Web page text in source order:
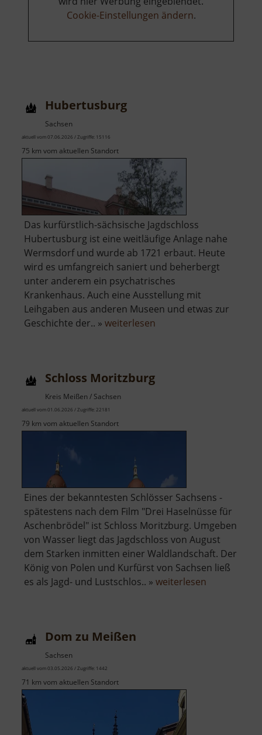
Cookie-Einstellungen ändern.
Hubertusburg
Sachsen
aktuell vom 07.06.2026 / Zugriffe: 15116
75 km vom aktuellen Standort
Das kurfürstlich-sächsische Jagdschloss
Hubertusburg ist eine weitläufige Anlage nahe
Wermsdorf und wurde ab 1721 erbaut. Heute
wird es umfangreich saniert und beherbergt
unter anderem ein psychatrisches
Krankenhaus. Auch eine Ausstellung mit
Leihgaben aus anderen Museen und etwas zur
Geschichte der.. » weiterlesen
Schloss Moritzburg
Kreis Meißen / Sachsen
aktuell vom 01.06.2026 / Zugriffe: 22181
79 km vom aktuellen Standort
Eines der bekanntesten Schlösser Sachsens -
spätestens nach dem Film "Drei Haselnüsse für
Aschenbrödel" ist Schloss Moritzburg. Umgeben
von Wasser liegt das Jagdschloss von August
dem Starken inmitten einer Waldlandschaft. Der
König von Polen und Kurfürst von Sachsen ließ
es als Jagd- und Lustschlos.. » weiterlesen
Dom zu Meißen
Sachsen
aktuell vom 03.05.2026 / Zugriffe: 1442
71 km vom aktuellen Standort